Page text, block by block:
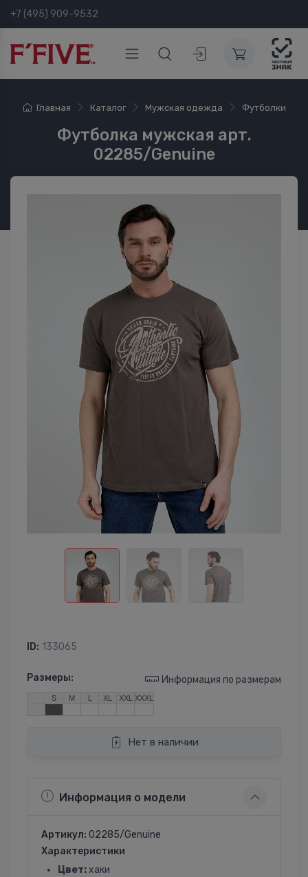
+7 (495) 909-9532
Главная Каталог Мужская одежда Футболки
Футболка мужская арт.
02285/Genuine
ID: 133065
Размеры: Информация по размерам
S M L XL XXL XXXL
Нет в наличии
Информация о модели
Артикул: 02285/Genuine
Характеристики
Цвет:хаки